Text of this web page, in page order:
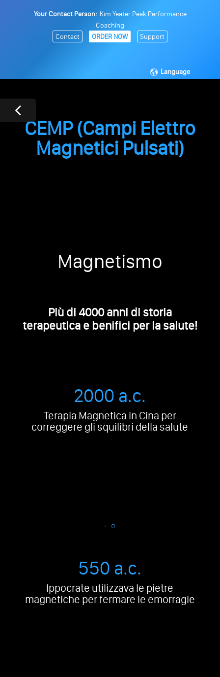
Your Contact Person: Kim Yeater Peak Performance
Coaching
Contact
ORDER NOW Support
Language
CEMP (Campi Elettro
Magnetici Pulsati)
Magnetismo
Più di 4000 anni di storia
terapeutica e benifici per la salute!
2000 a.c.
Terapia Magnetica in Cina per
correggere gli squilibri della salute
550 a.c.
Ippocrate utilizzava le pietre
magnetiche per fermare le emorragie